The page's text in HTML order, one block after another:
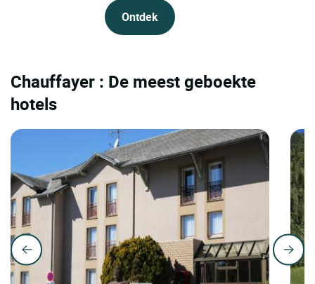
Ontdek
Chauffayer : De meest geboekte
hotels